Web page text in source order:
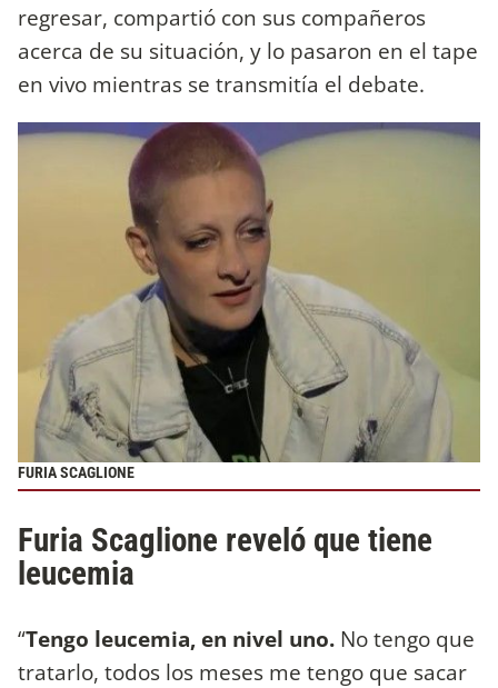
regresar, compartió con sus compañeros
acerca de su situación, y lo pasaron en el tape
en vivo mientras se transmitía el debate.
FURIA SCAGLIONE
Furia Scaglione reveló que tiene
leucemia
“Tengo leucemia, en nivel uno. No tengo que
tratarlo, todos los meses me tengo que sacar